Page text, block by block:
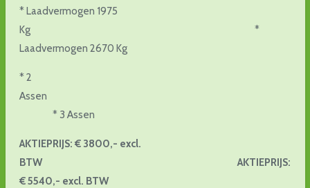
* Laadvermogen 1975
Kg *
Laadvermogen 2670 Kg
* 2
Assen
* 3 Assen
AKTIEPRIJS: € 3800,- excl.
BTW AKTIEPRIJS:
€ 5540,- excl. BTW